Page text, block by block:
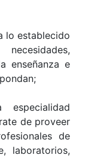
lo establecido
enseñanza e
de proveer
de
laboratorios,